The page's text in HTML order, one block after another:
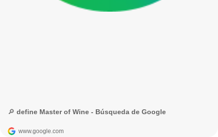
🔎 define Master of Wine - Búsqueda de Google
www.google.com